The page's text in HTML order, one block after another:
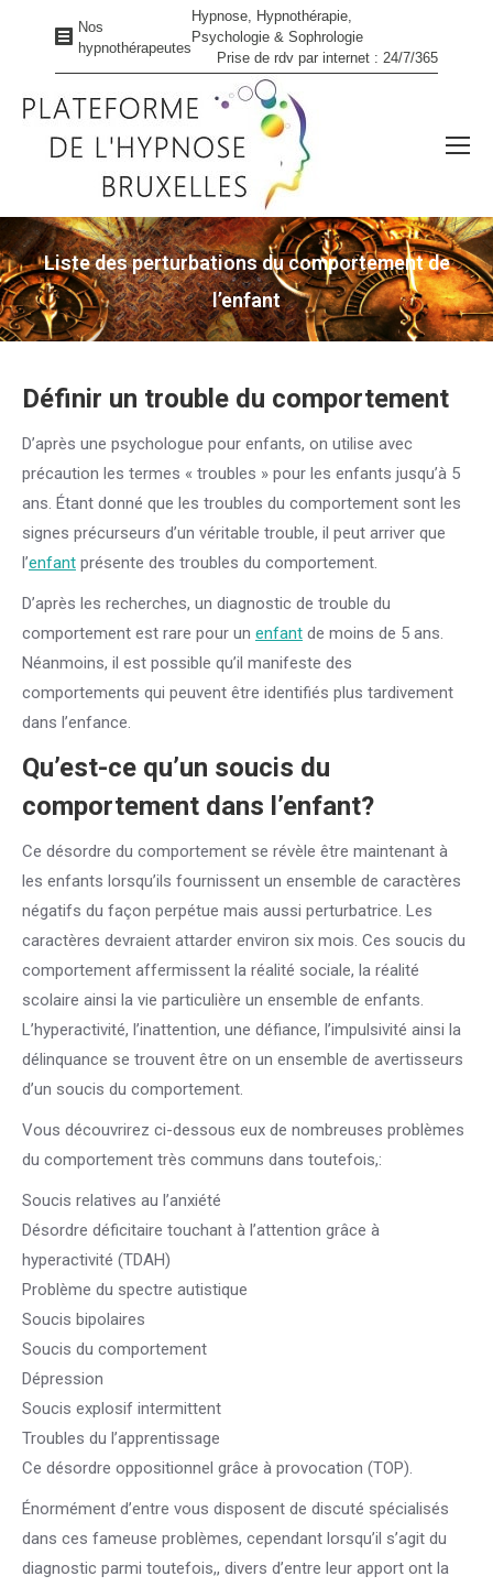
Nos
hypnothérapeutes
Hypnose, Hypnothérapie,
Psychologie & Sophrologie
Prise de rdv par internet : 24/7/365
Liste des perturbations du comportement de
l’enfant
Vous êtes ici :
Définir un trouble du comportement
D’après une psychologue pour enfants, on utilise avec
précaution les termes « troubles » pour les enfants jusqu’à 5
ans. Étant donné que les troubles du comportement sont les
signes précurseurs d’un véritable trouble, il peut arriver que
l’enfant présente des troubles du comportement.
D’après les recherches, un diagnostic de trouble du
comportement est rare pour un enfant de moins de 5 ans.
Néanmoins, il est possible qu’il manifeste des
comportements qui peuvent être identifiés plus tardivement
dans l’enfance.
Qu’est-ce qu’un soucis du
comportement dans l’enfant?
Ce désordre du comportement se révèle être maintenant à
les enfants lorsqu’ils fournissent un ensemble de caractères
négatifs du façon perpétue mais aussi perturbatrice. Les
caractères devraient attarder environ six mois. Ces soucis du
comportement affermissent la réalité sociale, la réalité
scolaire ainsi la vie particulière un ensemble de enfants.
L’hyperactivité, l’inattention, une défiance, l’impulsivité ainsi la
délinquance se trouvent être on un ensemble de avertisseurs
d’un soucis du comportement.
Vous découvrirez ci-dessous eux de nombreuses problèmes
du comportement très communs dans toutefois,:
Soucis relatives au l’anxiété
Désordre déficitaire touchant à l’attention grâce à
hyperactivité (TDAH)
Problème du spectre autistique
Soucis bipolaires
Soucis du comportement
Dépression
Soucis explosif intermittent
Troubles du l’apprentissage
Ce désordre oppositionnel grâce à provocation (TOP).
Énormément d’entre vous disposent de discuté spécialisés
dans ces fameuse problèmes, cependant lorsqu’il s’agit du
diagnostic parmi toutefois,, divers d’entre leur apport ont la